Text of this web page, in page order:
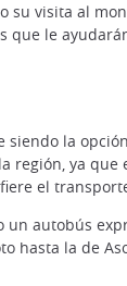
su visita al
que le
siendo la
región, ya que
el
un autobús
hasta la de